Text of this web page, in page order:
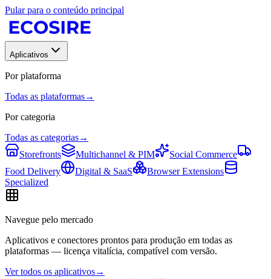
Pular para o conteúdo principal
Aplicativos
Por plataforma
Todas as plataformas→
Por categoria
Todas as categorias→
Storefronts
Multichannel & PIM
Social Commerce
Food Delivery
Digital & SaaS
Browser Extensions
Specialized
Navegue pelo mercado
Aplicativos e conectores prontos para produção em todas as
plataformas — licença vitalícia, compatível com versão.
Ver todos os aplicativos→